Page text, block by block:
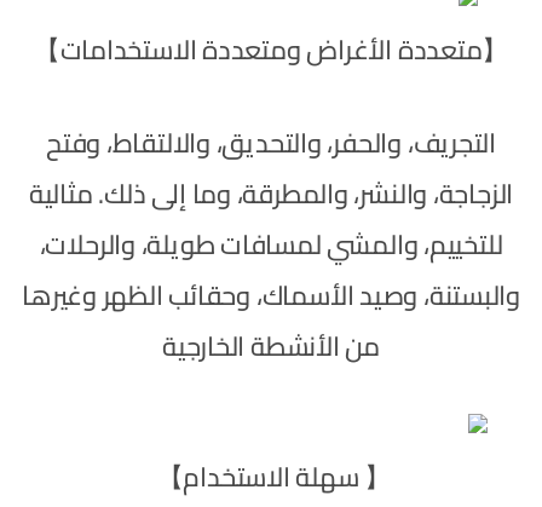
【متعددة الأغراض ومتعددة الاستخدامات】
التجريف، والحفر، والتحديق، والالتقاط، وفتح
الزجاجة، والنشر، والمطرقة، وما إلى ذلك. مثالية
للتخييم، والمشي لمسافات طويلة، والرحلات،
والبستنة، وصيد الأسماك، وحقائب الظهر وغيرها
من الأنشطة الخارجية
【 سهلة الاستخدام】